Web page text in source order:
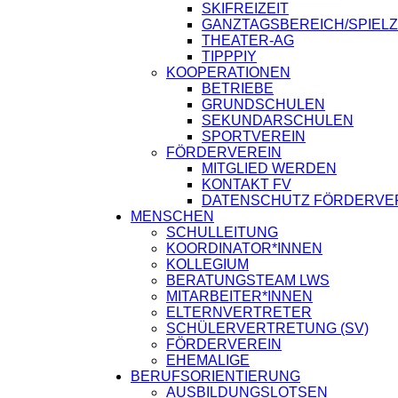
SKIFREIZEIT
GANZTAGSBEREICH/
THEATER-AG
TIPPPIY
KOOPERATIONEN
BETRIEBE
GRUNDSCHULEN
SEKUNDARSCHULEN
SPORTVEREIN
FÖRDERVEREIN
MITGLIED WERDEN
KONTAKT FV
DATENSCHUTZ
MENSCHEN
SCHULLEITUNG
KOORDINATOR*INNEN
KOLLEGIUM
BERATUNGSTEAM LWS
MITARBEITER*INNEN
ELTERNVERTRETER
SCHÜLERVERTRETUNG (SV)
FÖRDERVEREIN
EHEMALIGE
BERUFSORIENTIERUNG
AUSBILDUNGSLOTSEN